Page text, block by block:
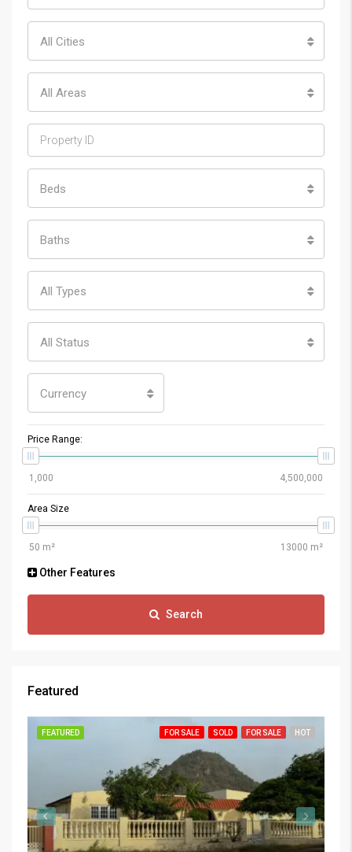
All Cities
All Areas
Beds
Baths
All Types
All Status
Currency
Price Range:
Area Size
Other Features
Search
Featured
FEATURED FOR SALE SOLD FOR SALE HOT